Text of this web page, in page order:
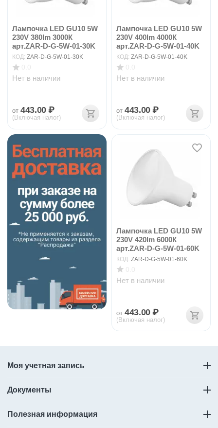
Лампочка LED GU10 5W
230V 380lm 3000К
арт.ZAR-D-G-5W-01-30K
КОД: ZAR-D-G-5W-01-30K
Нет в наличии
от 443.00 ₽
(Включая налог)
Лампочка LED GU10 5W
230V 400lm 4000К
арт.ZAR-D-G-5W-01-40K
КОД: ZAR-D-G-5W-01-40K
Нет в наличии
от 443.00 ₽
(Включая налог)
Лампочка LED GU10 5W
230V 420lm 6000К
арт.ZAR-D-G-5W-01-60K
КОД: ZAR-D-G-5W-01-60K
Нет в наличии
от 443.00 ₽
(Включая налог)
Моя учетная запись
Документы
Полезная информация